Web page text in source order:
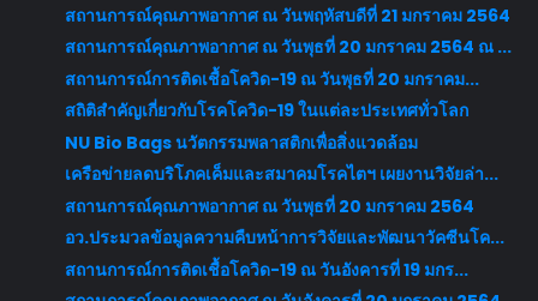
สถานการณ์คุณภาพอากาศ ณ วันพฤหัสบดีที่ 21 มกราคม 2564
สถานการณ์คุณภาพอากาศ ณ วันพุธที่ 20 มกราคม 2564 ณ ...
สถานการณ์การติดเชื้อโควิด-19 ณ วันพุธที่ 20 มกราคม...
สถิติสำคัญเกี่ยวกับโรคโควิด-19 ในแต่ละประเทศทั่วโลก
NU Bio Bags นวัตกรรมพลาสติกเพื่อสิ่งแวดล้อม
เครือข่ายลดบริโภคเค็มและสมาคมโรคไตฯ เผยงานวิจัยล่า...
สถานการณ์คุณภาพอากาศ ณ วันพุธที่ 20 มกราคม 2564
อว.ประมวลข้อมูลความคืบหน้าการวิจัยและพัฒนาวัคซีนโค...
สถานการณ์การติดเชื้อโควิด-19 ณ วันอังคารที่ 19 มกร...